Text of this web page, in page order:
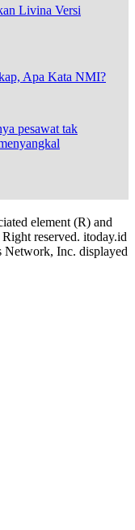
Livina Versi
Apa Kata NMI?
pesawat tak
element (R) and
reserved. itoday.id
Network, Inc. displayed